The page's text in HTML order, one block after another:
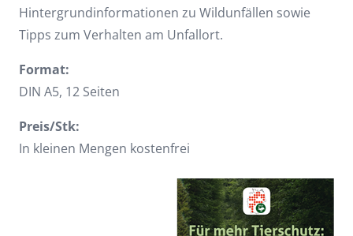
Hintergrundinformationen zu Wildunfällen sowie
Tipps zum Verhalten am Unfallort.
Format:
DIN A5, 12 Seiten
Preis/Stk:
In kleinen Mengen kostenfrei